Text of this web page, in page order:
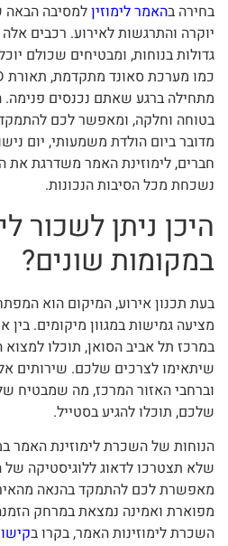
בחירה בהאמר לימוזיןלמסיבה הבאה
יוקרה והתרגשות לאירוע. רכבים
גדולות בנוחות, ומבטיחים שכולם
מתחילה ברגע שאתם נכנסים פנימה.
בטוחה וחלקה, ומאפשר לכם
מדובר ביום הולדת משמעותי, יום
חברים, לימוזינת האמר משדרגת את
נשכחת מכל הסיבות הנכונות.
היכן ניתן לשכור
במקומות שונים?
בעת תכנון אירוע, המיקום הוא
מציעה גמישות במגוון מיקומים.
במרכז תל אביב הסואן, תוכלו
שיתאימו לצרכים שלכם. שירותים
וברחבי האזור המרכז, מה שמבטיח
שלכם, תוכלו להגיע בסטייל.
הנוחות של השכרת לימוזינת האמר
שלא תצטרכו לדאוג ללוגיסטיקה של
מאפשרת לכם להתמקד בהנאה
מפוארת ואמינה נמצאת במרחק
השכרת לימוזינות האמר, בקרו ב